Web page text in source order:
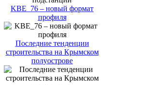
KBE_76 – новый формат
профиля
Последние тенденции
строительства на Крымском
полуострове